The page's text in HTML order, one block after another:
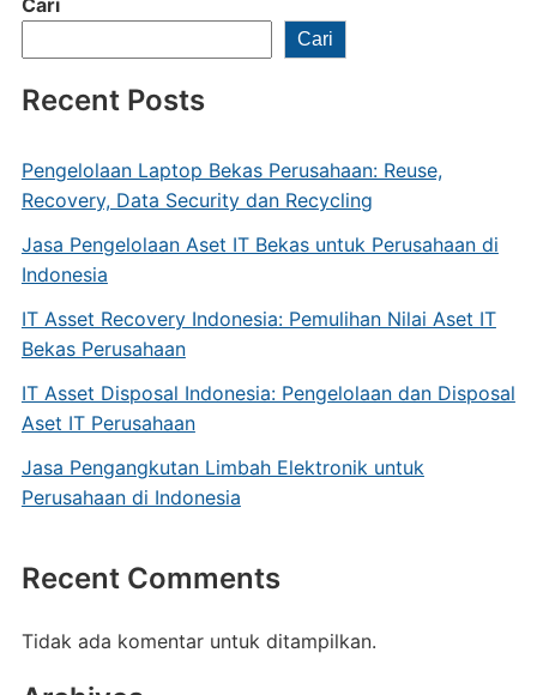
Cari
Cari
Recent Posts
Pengelolaan Laptop Bekas Perusahaan: Reuse,
Recovery, Data Security dan Recycling
Jasa Pengelolaan Aset IT Bekas untuk Perusahaan di
Indonesia
IT Asset Recovery Indonesia: Pemulihan Nilai Aset IT
Bekas Perusahaan
IT Asset Disposal Indonesia: Pengelolaan dan Disposal
Aset IT Perusahaan
Jasa Pengangkutan Limbah Elektronik untuk
Perusahaan di Indonesia
Recent Comments
Tidak ada komentar untuk ditampilkan.